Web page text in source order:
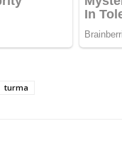
turma